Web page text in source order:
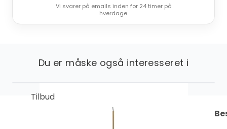
Vi svarer på emails inden for 24 timer på
hverdage.
Du er måske også interesseret i
Tilbud